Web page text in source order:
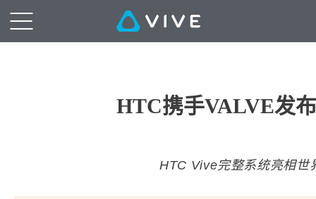
HTC携手VALVE发
HTC Vive完整系统亮相世